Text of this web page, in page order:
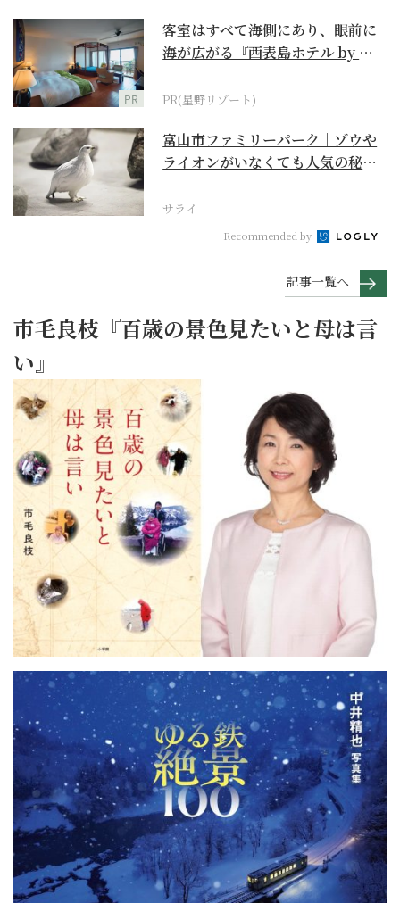
PR
客室はすべて海側にあり、眼前に
海が広がる『西表島ホテル by 星
PR(星野リゾート)
富山市ファミリーパーク｜ゾウや
ライオンがいなくても人気の秘密
サライ
Recommended by
記事一覧へ
市毛良枝『百歳の景色見たいと母は言
い』